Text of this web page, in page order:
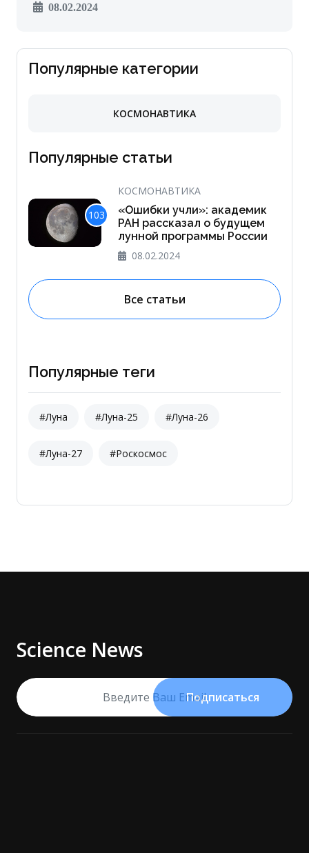
08.02.2024
Популярные категории
КОСМОНАВТИКА
Популярные статьи
103
КОСМОНАВТИКА
«Ошибки учли»: академик
РАН рассказал о будущем
лунной программы России
08.02.2024
Все статьи
Популярные теги
#Луна #Луна-25 #Луна-26
#Луна-27 #Роскосмос
Science News
Подписаться